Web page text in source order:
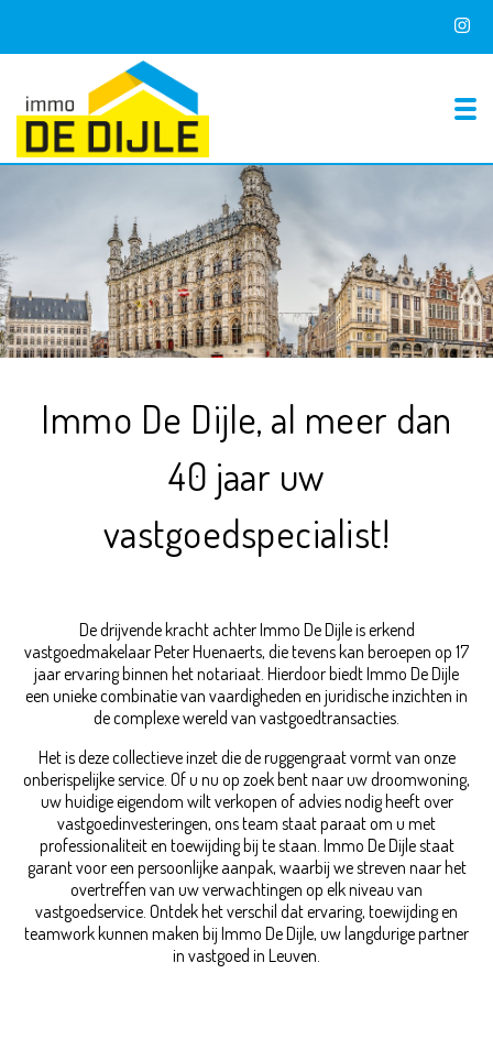
Immo De Dijle, al meer dan
40 jaar uw
vastgoedspecialist!
De drijvende kracht achter Immo De Dijle is erkend
vastgoedmakelaar Peter Huenaerts, die tevens kan beroepen op 17
jaar ervaring binnen het notariaat. Hierdoor biedt Immo De Dijle
een unieke combinatie van vaardigheden en juridische inzichten in
de complexe wereld van vastgoedtransacties.
Het is deze collectieve inzet die de ruggengraat vormt van onze
onberispelijke service. Of u nu op zoek bent naar uw droomwoning,
uw huidige eigendom wilt verkopen of advies nodig heeft over
vastgoedinvesteringen, ons team staat paraat om u met
professionaliteit en toewijding bij te staan. Immo De Dijle staat
garant voor een persoonlijke aanpak, waarbij we streven naar het
overtreffen van uw verwachtingen op elk niveau van
vastgoedservice. Ontdek het verschil dat ervaring, toewijding en
teamwork kunnen maken bij Immo De Dijle, uw langdurige partner
in vastgoed in Leuven.